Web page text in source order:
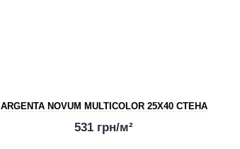
ARGENTA NOVUM MULTICOLOR 25X40 СТЕНА
531 грн/м²